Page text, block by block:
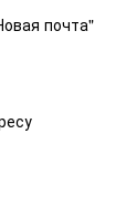
почта"